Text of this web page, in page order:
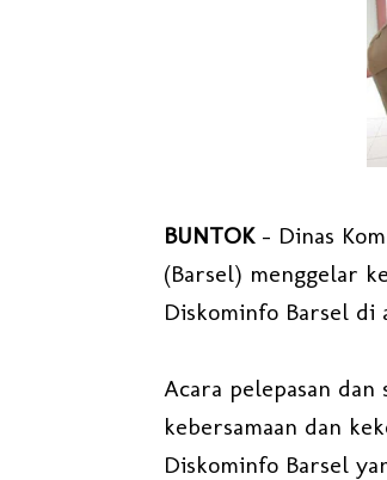
BUNTOK- Dinas
(Barsel) menggelar
Diskominfo Barsel di
Acara pelepasan
kebersamaan dan
Diskominfo Barsel